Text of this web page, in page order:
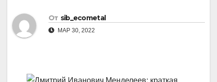
От sib_ecometal
МАР 30, 2022